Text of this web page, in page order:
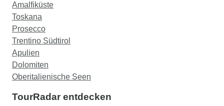
Amalfiküste
Toskana
Prosecco
Trentino Südtirol
Apulien
Dolomiten
Oberitalienische Seen
TourRadar entdecken